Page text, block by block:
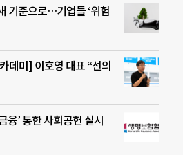
기준으로…기업들 ‘위험
데미] 이호영 대표 “선의
융’ 통한 사회공헌 실시